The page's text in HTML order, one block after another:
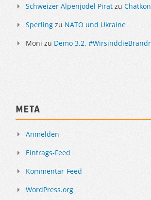
Schweizer Alpenjodel Pirat zu
Sperling zu NATO und Ukraine
Moni zu Demo 3.2.
Meta
Anmelden
Eintrags-Feed
Kommentar-Feed
WordPress.org